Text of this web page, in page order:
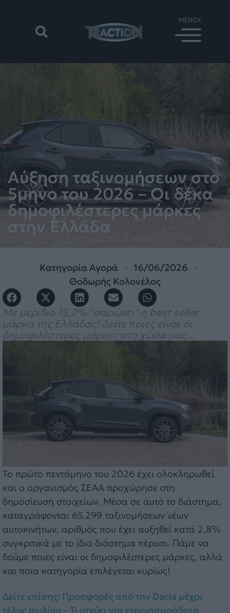
Αύξηση ταξινομήσεων στο
5μηνο του 2026 – Οι δέκα
δημοφιλέστερες μάρκες
στην Ελλάδα
ΚατηγορίαΑγορά
16/06/2026
Θοδωρής Κολονέλος
Με μερίδιο 15,2% "σαρώνει" η best seller
μάρκα της Ελλάδας! Δείτε ποιες είναι οι
δημοφιλέστερες μάρκες στη χώρα μας...
Το πρώτο πεντάμηνο του 2026 έχει ολοκληρωθεί
και ο οργανισμός ΣΕΑΑ προχώρησε στη
δημοσίευση στοιχείων. Μέσα σε αυτό το διάστημα,
καταγράφονται 65.299 ταξινομήσεων νέων
αυτοκινήτων, αριθμός που έχει αυξηθεί κατά 2,8%
συγκριτικά με το ίδιο διάστημα πέρυσι. Πάμε να
δούμε ποιες είναι οι δημοφιλέστερες μάρκες, αλλά
και ποια κατηγορία επιλέγεται κυρίως!
Δείτε επίσης: Προσφορές από την Dacia μέχρι
τέλος Ιουλίου – Τι ισχύει για ετοιμοπαράδοτα